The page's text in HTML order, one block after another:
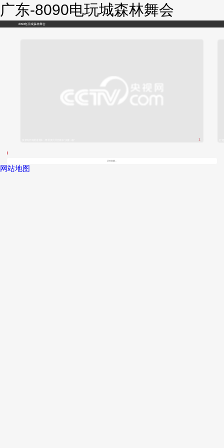
广东-8090电玩城森林舞会
8090电玩城森林舞会
1/
正在加载...
网站地图